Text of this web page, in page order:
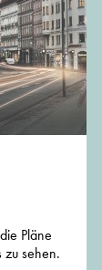
Pläne
sehen.